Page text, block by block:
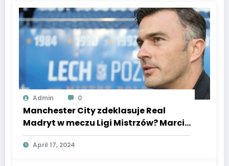
Admin 0
Manchester City zdeklasuje Real
Madryt w meczu Ligi Mistrzów? Marcin
Żewłakow ma pewność, tak typuje
były polski reprezentant.
April 17, 2024